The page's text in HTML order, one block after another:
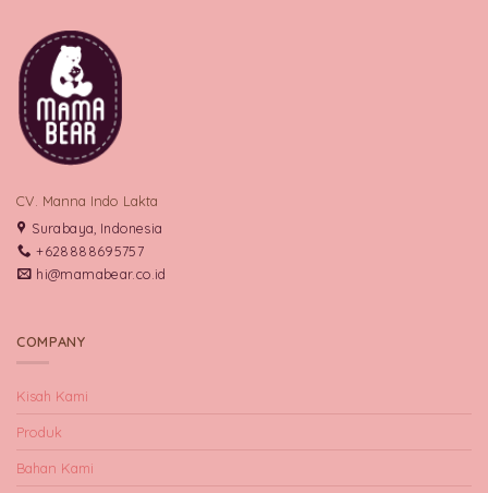
CV. Manna Indo Lakta
Surabaya, Indonesia
+628888695757
hi@mamabear.co.id
COMPANY
Kisah Kami
Produk
Bahan Kami